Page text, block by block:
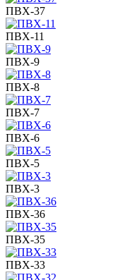
ПВХ-37
ПВХ-11
ПВХ-9
ПВХ-8
ПВХ-7
ПВХ-6
ПВХ-5
ПВХ-3
ПВХ-36
ПВХ-35
ПВХ-33